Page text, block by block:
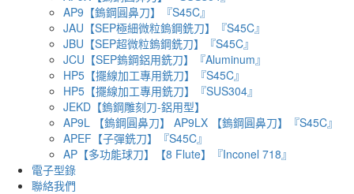
AP9【鎢鋼圓鼻刀】『S45C』
JAU【SEP極細微粒鎢鋼銑刀】『S45C』
JBU【SEP超微粒鎢鋼銑刀】『S45C』
JCU【SEP鎢鋼鋁用銑刀】『Aluminum』
HP5【擺線加工專用銑刀】『S45C』
HP5【擺線加工專用銑刀】『SUS304』
JEKD【鎢鋼雕刻刀-鋁用型】
AP9L 【鎢鋼圓鼻刀】 AP9LX 【鎢鋼圓鼻刀】『S45C』
APEF【子彈銑刀】『S45C』
AP【多功能球刀】【8 Flute】『Inconel 718』
電子型錄
聯絡我們